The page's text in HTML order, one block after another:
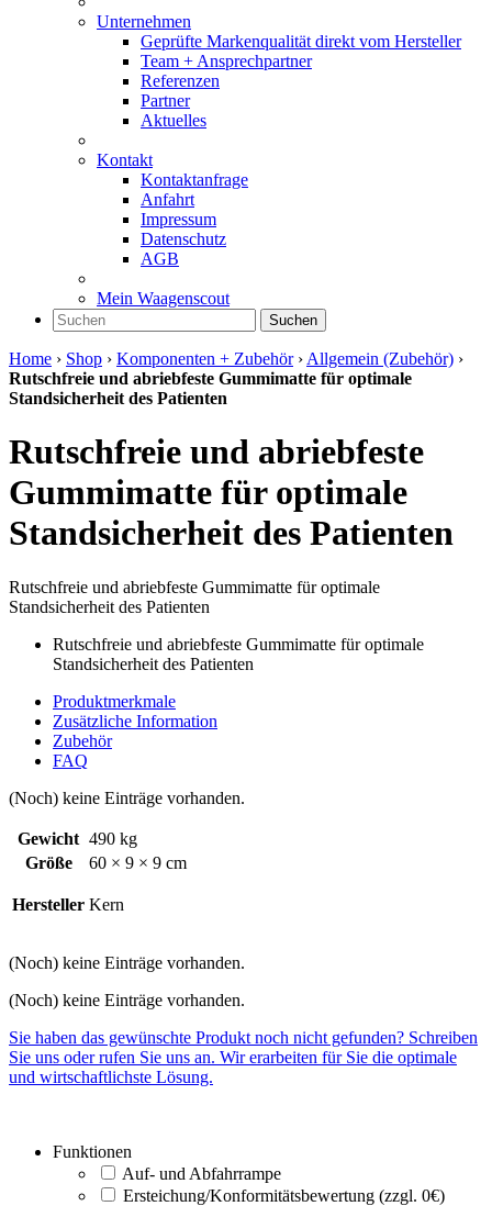
Unternehmen
Geprüfte Markenqualität direkt vom Hersteller
Team + Ansprechpartner
Referenzen
Partner
Aktuelles
Kontakt
Kontaktanfrage
Anfahrt
Impressum
Datenschutz
AGB
Mein Waagenscout
Suchen
Home › Shop › Komponenten + Zubehör› Allgemein (Zubehör) ›
Rutschfreie und abriebfeste Gummimatte für optimale
Standsicherheit des Patienten
Rutschfreie und abriebfeste
Gummimatte für optimale
Standsicherheit des Patienten
Rutschfreie und abriebfeste Gummimatte für optimale
Standsicherheit des Patienten
Rutschfreie und abriebfeste Gummimatte für optimale
Standsicherheit des Patienten
Produktmerkmale
Zusätzliche Information
Zubehör
FAQ
(Noch) keine Einträge vorhanden.
Gewicht 490 kg
Größe
60 × 9 × 9 cm
Hersteller Kern
(Noch) keine Einträge vorhanden.
(Noch) keine Einträge vorhanden.
Sie haben das gewünschte Produkt noch nicht gefunden? Schreiben
Sie uns oder rufen Sie uns an. Wir erarbeiten für Sie die optimale
und wirtschaftlichste Lösung.
Funktionen
Auf- und Abfahrrampe
Ersteichung/Konformitätsbewertung (zzgl. 0€)